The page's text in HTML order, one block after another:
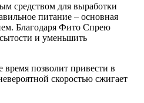
средством для выработки
питание – основная
Благодаря Фито Спрею
и уменьшить
позволит привести в
скоростью сжигает